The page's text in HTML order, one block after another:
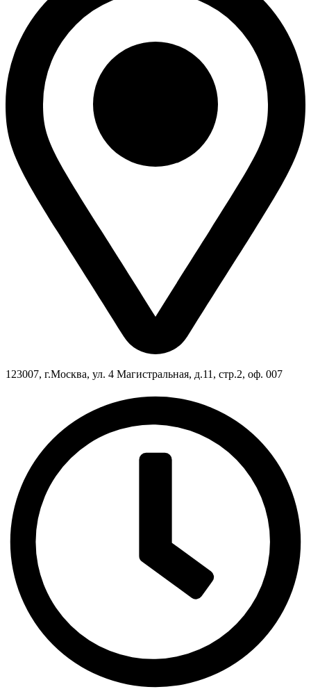
123007, г.Москва, ул. 4 Магистральная, д.11, стр.2, оф. 007